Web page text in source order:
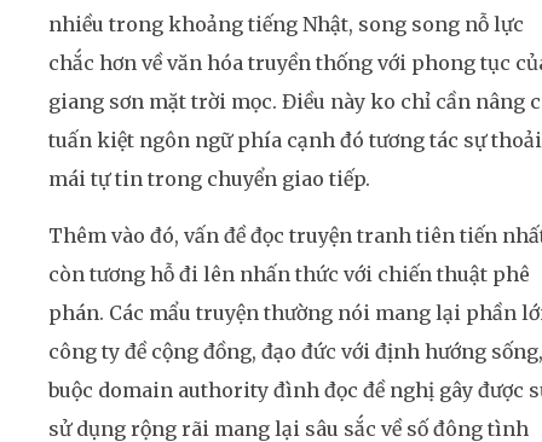
nhiều trong khoảng tiếng Nhật, song song nỗ lực
chắc hơn về văn hóa truyền thống với phong tục
giang sơn mặt trời mọc. Điều này ko chỉ cần nâng
tuấn kiệt ngôn ngữ phía cạnh đó tương tác sự thoải
mái tự tin trong chuyển giao tiếp.
Thêm vào đó, vấn đề đọc truyện tranh tiên tiến
còn tương hỗ đi lên nhấn thức với chiến thuật phê
phán. Các mẩu truyện thường nói mang lại phần
công ty đề cộng đồng, đạo đức với định hướng sống,
buộc domain authority đình đọc đề nghị gây được
sử dụng rộng rãi mang lại sâu sắc về số đông tình